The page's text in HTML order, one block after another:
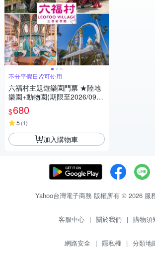
不分平假日皆可使用
六福村主題遊樂園門票 ★陸地
樂園+動物園(期限至2026/09/3
0)
$680
5 (1)
加入購物車
Yahoo台灣電子商務 版權所有 © 2026 服
客服中心 | 關於我們 | 購物須
網路安全 | 隱私權 | 分類地